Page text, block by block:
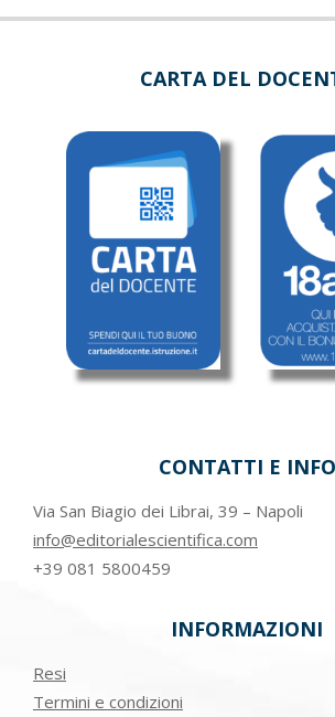
03-
CARTA DEL
CONTATTI E INFO
Via San Biagio dei Librai, 39 – Napoli
info@editorialescientifica.com
+39 081 5800459
INFORMAZIONI
Resi
Termini e condizioni